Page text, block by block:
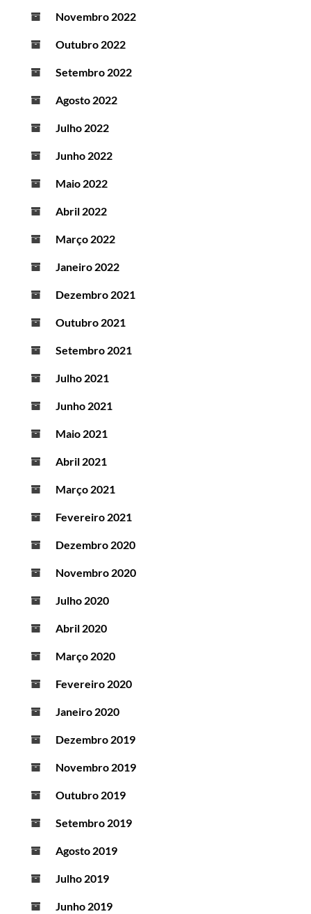
Novembro 2022
Outubro 2022
Setembro 2022
Agosto 2022
Julho 2022
Junho 2022
Maio 2022
Abril 2022
Março 2022
Janeiro 2022
Dezembro 2021
Outubro 2021
Setembro 2021
Julho 2021
Junho 2021
Maio 2021
Abril 2021
Março 2021
Fevereiro 2021
Dezembro 2020
Novembro 2020
Julho 2020
Abril 2020
Março 2020
Fevereiro 2020
Janeiro 2020
Dezembro 2019
Novembro 2019
Outubro 2019
Setembro 2019
Agosto 2019
Julho 2019
Junho 2019